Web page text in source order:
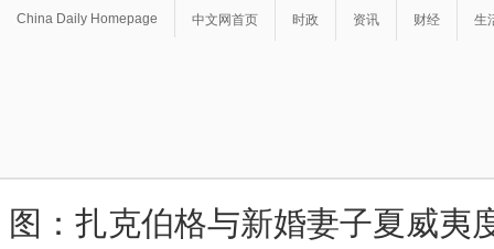
China Daily Homepage 中文网首页 时政 资讯 财经 生
图：扎克伯格与新婚妻子夏威夷